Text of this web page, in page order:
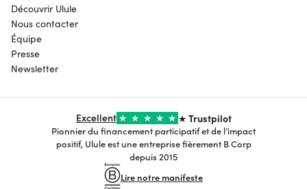
Découvrir Ulule
Nous contacter
Équipe
Presse
Newsletter
Excellent ★ ★ ★ ★ ★ ★ Trustpilot
Pionnier du financement participatif et de l’impact
positif, Ulule est une entreprise fièrement B Corp
depuis 2015
Lire notre manifeste